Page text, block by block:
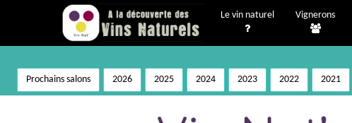
Le vin naturel Vignerons
Prochains salons 2026 2025 2024 2023 2022 2021